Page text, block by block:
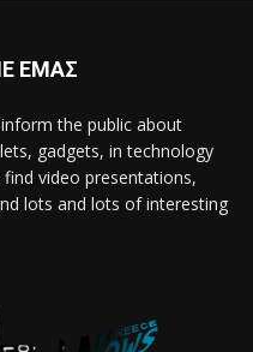
ΕΜΑΣ
the public about
gadgets, in technology
video presentations,
lots and lots of interesting